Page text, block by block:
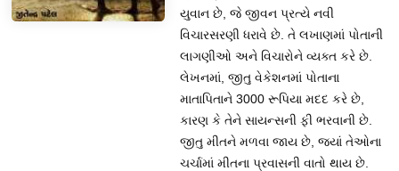
યુવાન છે, જે જીવન પ્રત્યે નવી
વિચારસરણી ધરાવે છે. તે લખાણમાં પોતાની
લાગણીઓ અને વિચારોને વ્યક્ત કરે છે.
લેખનમાં, જીતુ વેકેશનમાં પોતાના
માતાપિતાને 3000 રૂપિયા મદદ કરે છે,
કારણ કે તેને સાયન્સની ફી ભરવાની છે.
જીતુ મીતને મળવા જાય છે, જ્યાં તેઓના
ચર્ચામાં મીતના પ્રવાસની વાતો થાય છે.